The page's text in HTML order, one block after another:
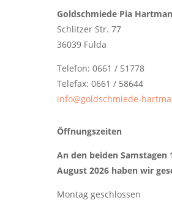
Goldschmiede Pia
Schlitzer Str. 77
36039 Fulda
Telefon: 0661 / 51778
Telefax: 0661 / 58644
info@goldschmiede-
Öffnungszeiten
An den beiden Samstagen
August 2026 haben wir
Montag geschlossen